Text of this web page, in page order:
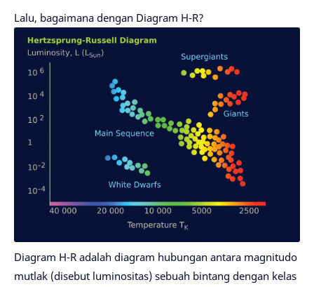
Lalu, bagaimana dengan Diagram H-R?
Diagram H-R adalah diagram hubungan antara magnitudo
mutlak (disebut luminositas) sebuah bintang dengan kelas